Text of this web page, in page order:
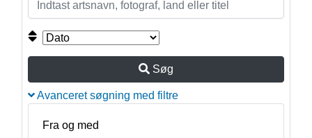
Søg
Avanceret søgning med filtre
Fra og med